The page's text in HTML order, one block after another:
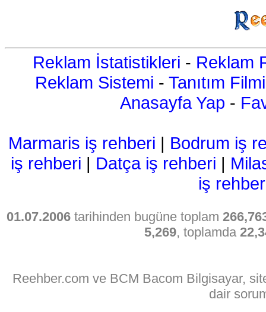
Reklam İstatistikleri - Reklam
Reklam Sistemi - Tanıtım Filmi
Anasayfa Yap -
Marmaris iş rehberi | Bodrum iş
iş rehberi | Datça iş rehberi |
iş
01.07.2006 tarihinden bugüne toplam
5,269, toplamda
Reehber.com ve BCM Bacom Bilgisayar,
dair